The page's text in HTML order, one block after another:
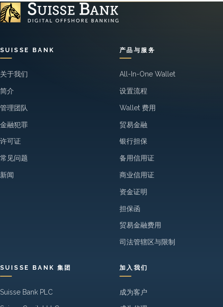
SUISSE BANK
关于我们
简介
管理团队
金融犯罪
许可证
常见问题
新闻
产品与服务
All-In-One Wallet
设置流程
Wallet 费用
贸易金融
银行担保
备用信用证
商业信用证
资金证明
担保函
贸易金融费用
司法管辖区与限制
SUISSE BANK 集团
Suisse Bank PLC
加入我们
成为客户